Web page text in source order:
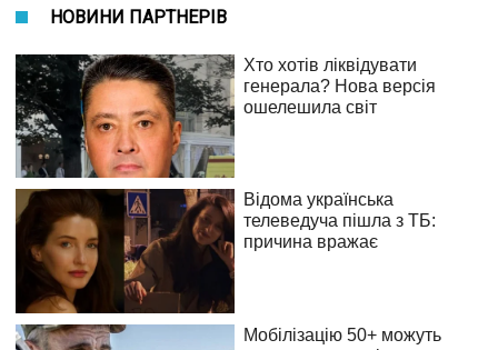
НОВИНИ ПАРТНЕРІВ